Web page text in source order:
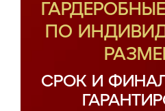
ПО
СРОК И